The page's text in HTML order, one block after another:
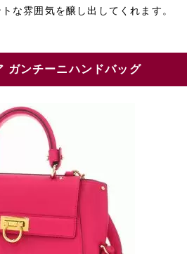
な雰囲気を醸し出してくれます。
ガンチーニハンドバッグ